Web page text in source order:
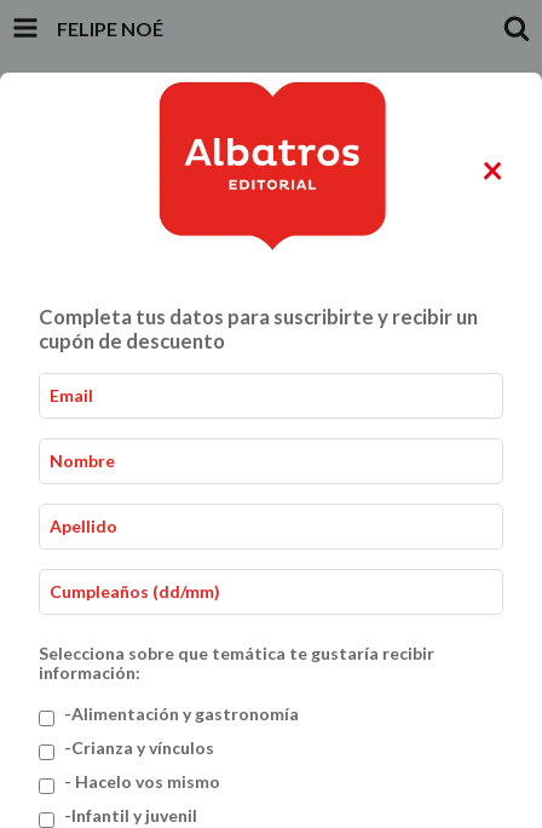
FELIPE NOÉ
PRODUCTOS
ALIMENTACIÓN Y GASTRONOMÍA
Inicio - Infantiles y Juveniles - Felipe Noé
Felipe Noé
×
Completa tus datos para suscribirte y recibir un
cupón de descuento
Selecciona sobre que temática te gustaría recibir
información:
-Alimentación y gastronomía
-Crianza y vínculos
- Hacelo vos mismo
-Infantil y juvenil